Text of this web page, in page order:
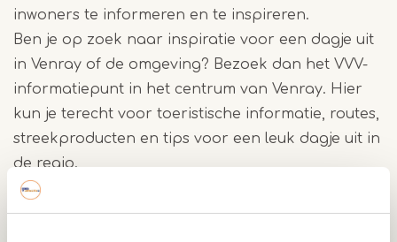
inwoners te informeren en te inspireren.
Ben je op zoek naar inspiratie voor een dagje uit
in Venray of de omgeving? Bezoek dan het VVV-
informatiepunt in het centrum van Venray. Hier
kun je terecht voor toeristische informatie, routes,
streekproducten en tips voor een leuk dagje uit in
de regio.
Toeristische informatie en inspiratie